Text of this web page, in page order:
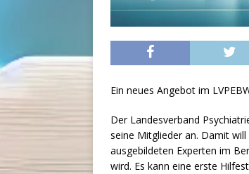
Ein neues Angebot im
Der Landesverband
seine Mitglieder an. Damit
ausgebildeten Experten im
wird. Es kann eine erste